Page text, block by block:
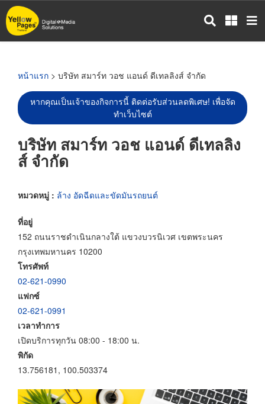
ข้าม
ไป
หน้าแรก > บริษัท สมาร์ท วอช แอนด์ ดีเทลลิงส์ จำกัด
หากคุณเป็นเจ้าของกิจการนี้ ติดต่อรับส่วนลดพิเศษ! เพื่อจัด
ทำเว็บไซต์
บริษัท สมาร์ท วอช แอนด์ ดีเทลลิง
ส์ จำกัด
หมวดหมู่ : ล้าง อัดฉีดและขัดมันรถยนต์
ที่อยู่
152 ถนนราชดำเนินกลางใต้ แขวงบวรนิเวศ เขตพระนคร
กรุงเทพมหานคร 10200
โทรศัพท์
02-621-0990
แฟกซ์
02-621-0991
เวลาทำการ
เปิดบริการทุกวัน 08:00 - 18:00 น.
พิกัด
13.756181, 100.503374